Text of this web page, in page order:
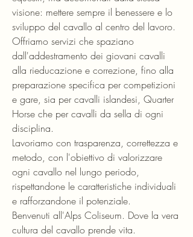
visione: mettere sempre il benessere e lo
sviluppo del cavallo al centro del lavoro.
Offriamo servizi che spaziano
dall'addestramento dei giovani cavalli
alla rieducazione e correzione, fino alla
preparazione specifica per competizioni
e gare, sia per cavalli islandesi, Quarter
Horse che per cavalli da sella di ogni
disciplina.
Lavoriamo con trasparenza, correttezza e
metodo, con l'obiettivo di valorizzare
ogni cavallo nel lungo periodo,
rispettandone le caratteristiche individuali
e rafforzandone il potenziale.
Benvenuti all'Alps Coliseum. Dove la vera
cultura del cavallo prende vita.